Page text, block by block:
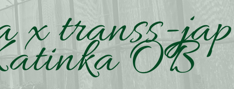
x transs-
OB